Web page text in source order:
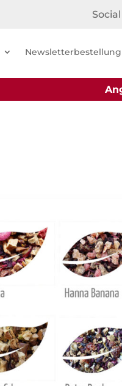
Newsletterbestellung